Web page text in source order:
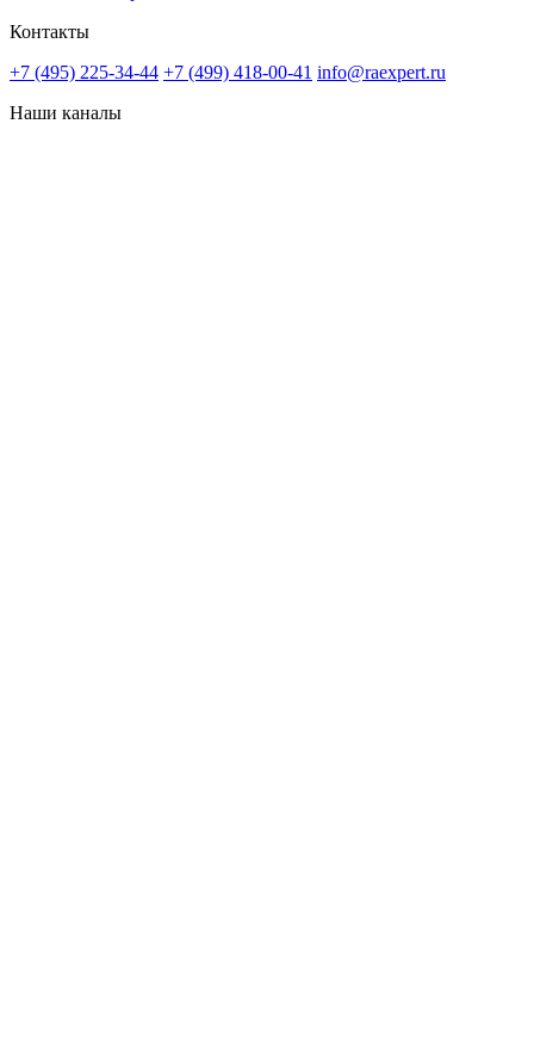
Контакты
+7 (495) 225-34-44 +7 (499) 418-00-41 info@raexpert.ru
Наши каналы